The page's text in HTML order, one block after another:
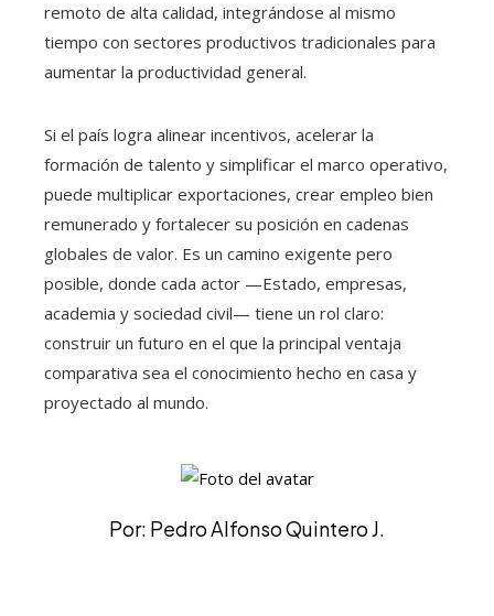
remoto de alta calidad, integrándose al mismo
tiempo con sectores productivos tradicionales para
aumentar la productividad general.
Si el país logra alinear incentivos, acelerar la
formación de talento y simplificar el marco operativo,
puede multiplicar exportaciones, crear empleo bien
remunerado y fortalecer su posición en cadenas
globales de valor. Es un camino exigente pero
posible, donde cada actor —Estado, empresas,
academia y sociedad civil— tiene un rol claro:
construir un futuro en el que la principal ventaja
comparativa sea el conocimiento hecho en casa y
proyectado al mundo.
Por: Pedro Alfonso Quintero J.